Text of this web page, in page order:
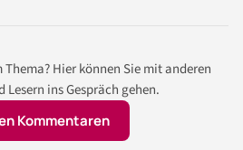
Hier können Sie mit anderen
Lesern ins Gespräch gehen.
Kommentaren